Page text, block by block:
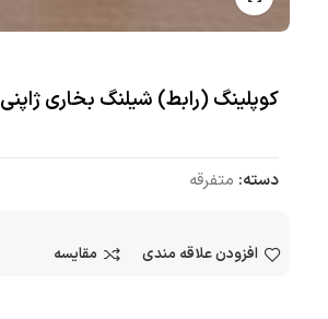
کوپلینگ (رابط) شیلنگ بخاری ژاپنی
دسته: متفرقه
افزودن علاقه مندی مقایسه